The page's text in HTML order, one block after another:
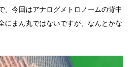
、今回はアナログメトロノームの背中
にまん丸ではないですが、なんとかな